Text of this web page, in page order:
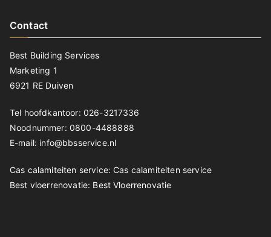
Contact
Best Building Services
Marketing 1
6921 RE Duiven
Tel hoofdkantoor: 026-3217336
Noodnummer: 0800-4488888
E-mail: info@bbsservice.nl
Cas calamiteiten service: Cas calamiteiten service
Best vloerrenovatie: Best Vloerrenovatie